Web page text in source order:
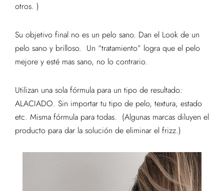
otros. )
Su objetivo final no es un pelo sano. Dan el Look de un
pelo sano y brilloso. Un “tratamiento” logra que el pelo
mejore y esté mas sano, no lo contrario.
Utilizan una sola fórmula para un tipo de resultado:
ALACIADO. Sin importar tu tipo de pelo, textura, estado
etc. Misma fórmula para todas. (Algunas marcas diluyen el
producto para dar la solución de eliminar el frizz.)